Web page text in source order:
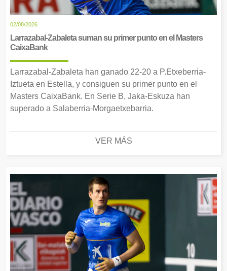
02/08/2026
Larrazabal-Zabaleta suman su primer punto en el Masters
CaixaBank
Larrazabal-Zabaleta han ganado 22-20 a P.Etxeberria-
Iztueta en Estella, y consiguen su primer punto en el
Masters CaixaBank. En Serie B, Jaka-Eskuza han
superado a Salaberria-Morgaetxebarria.
VER MÁS